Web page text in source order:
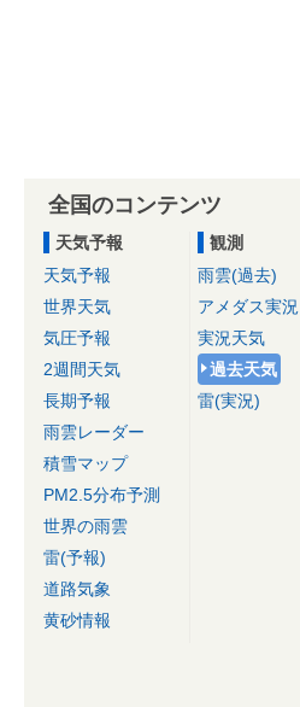
全国のコンテンツ
天気予報
天気予報
世界天気
気圧予報
2週間天気
長期予報
雨雲レーダー
積雪マップ
PM2.5分布予測
世界の雨雲
雷(予報)
道路気象
黄砂情報
観測
雨雲(過去)
アメダス実況
実況天気
過去天気
雷(実況)